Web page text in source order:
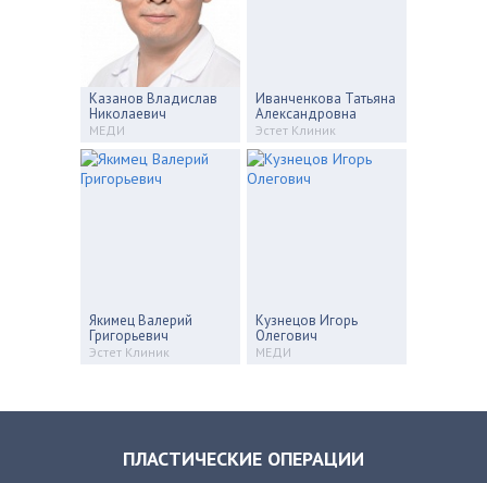
Казанов Владислав
Николаевич
МЕДИ
Иванченкова Татьяна
Александровна
Эстет Клиник
Якимец Валерий
Григорьевич
Эстет Клиник
Кузнецов Игорь
Олегович
МЕДИ
ПЛАСТИЧЕСКИЕ ОПЕРАЦИИ